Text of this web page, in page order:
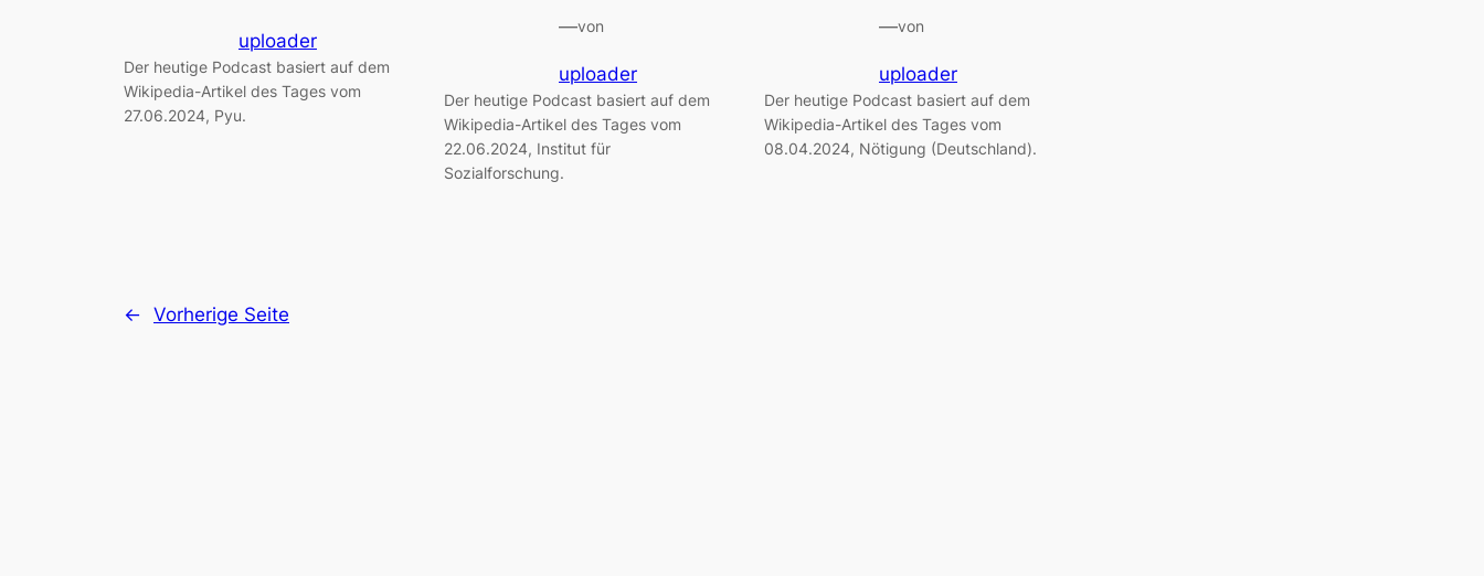
uploader
Der heutige Podcast basiert auf dem
Wikipedia-Artikel des Tages vom
27.06.2024, Pyu.
—von
uploader
Der heutige Podcast basiert auf dem
Wikipedia-Artikel des Tages vom
22.06.2024, Institut für
Sozialforschung.
—von
uploader
Der heutige Podcast basiert auf dem
Wikipedia-Artikel des Tages vom
08.04.2024, Nötigung (Deutschland).
← Vorherige Seite